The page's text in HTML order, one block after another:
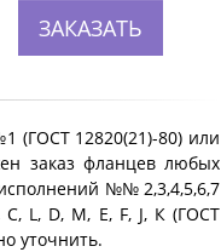
ЗАКАЗАТЬ
(ГОСТ 12820(21)-80) или
заказ фланцев любых
№№ 2,3,4,5,6,7
L, D, M, E, F, J, К (ГОСТ
уточнить.